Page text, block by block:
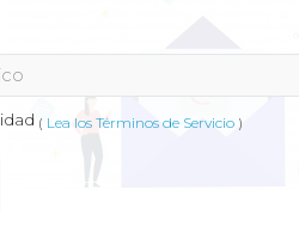
( Lea los Términos de Servicio )